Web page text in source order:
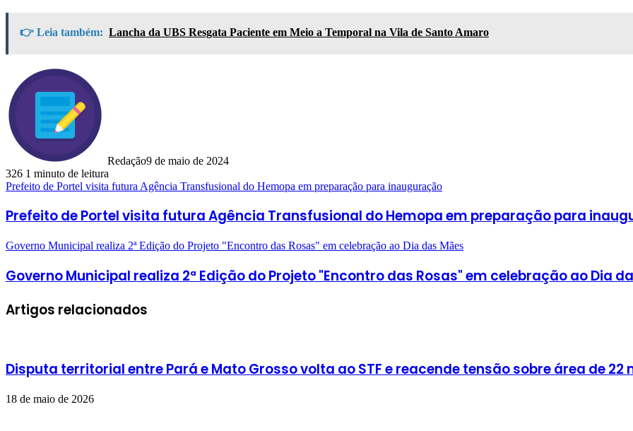
👉 Leia também: Lancha da UBS Resgata Paciente em Meio a Temporal na Vila de Santo Amaro
Redação9 de maio de 2024
326 1 minuto de leitura
Prefeito de Portel visita futura Agência Transfusional do Hemopa em preparação para inauguração
Prefeito de Portel visita futura Agência Transfusional do Hemopa em preparação para
Governo Municipal realiza 2ª Edição do Projeto "Encontro das Rosas" em celebração ao Dia das Mães
Governo Municipal realiza 2ª Edição do Projeto "Encontro das Rosas" em celebração ao Dia
Artigos relacionados
Disputa territorial entre Pará e Mato Grosso volta ao STF e reacende tensão sobre área de 22
18 de maio de 2026